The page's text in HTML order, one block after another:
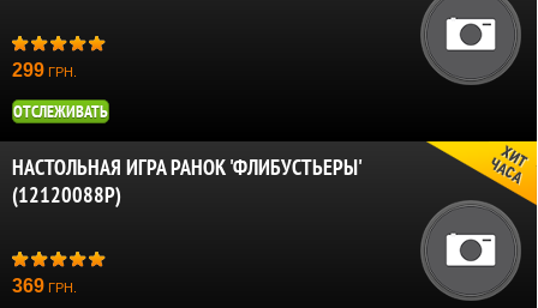
299 ГРН.
ОТСЛЕЖИВАТЬ
НАСТОЛЬНАЯ ИГРА РАНОК 'ФЛИБУСТЬЕРЫ'
(12120088Р)
369 ГРН.